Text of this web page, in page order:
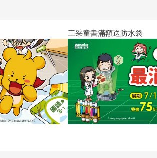
了。希望這本書能成為你內心的港灣，溫
三采童書滿額送防水袋